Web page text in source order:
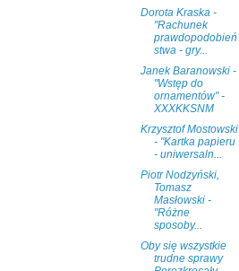
Dorota Kraska -
"Rachunek
prawdopodobień
stwa - gry...
Janek Baranowski -
"Wstęp do
ornamentów" -
XXXKKSNM
Krzysztof Mostowski
- "Kartka papieru
- uniwersaln...
Piotr Nodzyński,
Tomasz
Masłowski -
"Różne
sposoby...
Oby się wszystkie
trudne sprawy